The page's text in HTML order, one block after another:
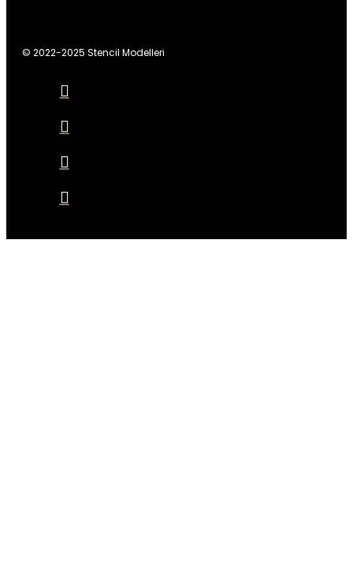
© 2022-2025 Stencil Modelleri